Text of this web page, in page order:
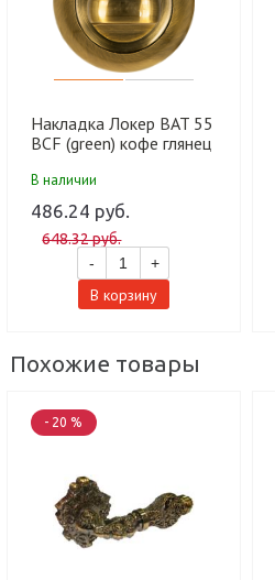
Накладка Локер BAT 55
BCF (green) кофе глянец
В наличии
486.24 руб.
648.32 руб.
-
+
В корзину
Похожие товары
- 20 %